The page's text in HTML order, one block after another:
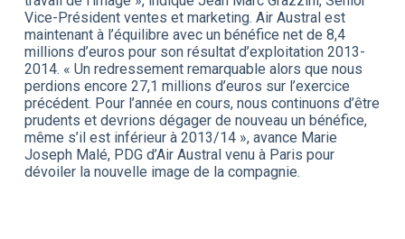
Vice-Président ventes et marketing. Air Austral est
maintenant à l’équilibre avec un bénéfice net de 8,4
millions d’euros pour son résultat d’exploitation 2013-
2014. « Un redressement remarquable alors que nous
perdions encore 27,1 millions d’euros sur l’exercice
précédent. Pour l’année en cours, nous continuons d’être
prudents et devrions dégager de nouveau un bénéfice,
même s’il est inférieur à 2013/14 », avance Marie
Joseph Malé, PDG d’Air Austral venu à Paris pour
dévoiler la nouvelle image de la compagnie.